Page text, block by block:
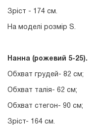
Зріст - 174 см.
На моделі розмір S.
Нанна (рожевий 5-25).
Обхват грудей- 82 см;
Обхват талія- 62 см;
Обхват стегон- 90 см;
Зріст- 164 см.